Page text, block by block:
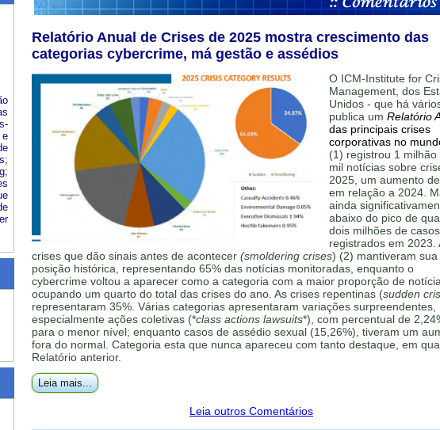
Relatório Anual de Crises de 2025 mostra crescimento das
categorias cybercrime, má gestão e assédios
O ICM-Institute for
Management, dos
Unidos - que há
publica um Relatório
das principais crises
corporativas no
(1) registrou 1 milhão
mil notícias sobre
2025, um aumento
em relação a 2024.
ainda
abaixo do pico de
dois milhões de casos
registrados em 2023.
crises que dão sinais antes de acontecer (smoldering crises) (2) mantiveram sua
posição histórica, representando 65% das notícias monitoradas, enquanto o
cybercrime voltou a aparecer como a categoria com a maior proporção de
ocupando um quarto do total das crises do ano. As crises repentinas (sudden
representaram 35%. Várias categorias apresentaram variações surpreendentes,
especialmente ações coletivas (*class actions lawsuits*), com percentual de
para o menor nível; enquanto casos de assédio sexual (15,26%), tiveram um
fora do normal. Categoria esta que nunca apareceu com tanto destaque, em
Relatório anterior.
Leia mais...
Leia outros Comentários